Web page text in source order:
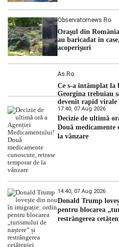
Observatornews.ro
Oraşul din
au baricadat în
acoperişuri
As.ro
Ce s-a întâmplat la
Georgina trebuiau
devenit rapid virale
17:40, 07 Aug 2026
Decizie de ultimă
Două medicamente
la vânzare
14:40, 07 Aug 2026
Donald Trump
pentru blocarea
restrângerea